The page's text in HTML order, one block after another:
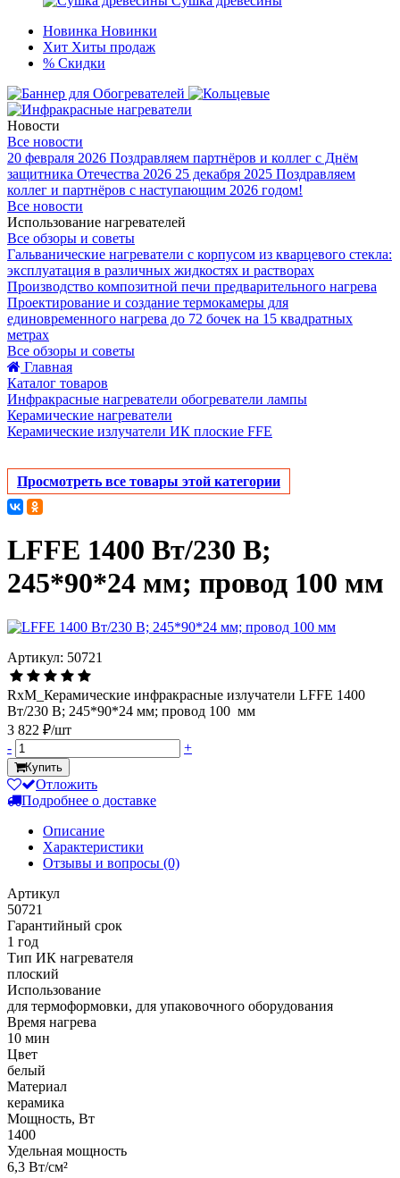
Новинка Новинки
Хит Хиты продаж
% Скидки
Новости
Все новости
20 февраля 2026 Поздравляем партнёров и коллег с Днём
защитника Отечества 2026 25 декабря 2025 Поздравляем
коллег и партнёров с наступающим 2026 годом!
Все новости
Использование нагревателей
Все обзоры и советы
Гальванические нагреватели с корпусом из кварцевого стекла:
эксплуатация в различных жидкостях и растворах
Производство композитной печи предварительного нагрева
Проектирование и создание термокамеры для
единовременного нагрева до 72 бочек на 15 квадратных
метрах
Все обзоры и советы
Главная
Каталог товаров
Инфракрасные нагреватели обогреватели лампы
Керамические нагреватели
Керамические излучатели ИК плоские FFE
Просмотреть все товары этой категории
LFFE 1400 Вт/230 В;
245*90*24 мм; провод 100 мм
Артикул: 50721
RxM_Керамические инфракрасные излучатели LFFE 1400
Вт/230 В; 245*90*24 мм; провод 100 мм
3 822 ₽/шт
-
+
Купить
Отложить
Подробнее о доставке
Описание
Характеристики
Отзывы и вопросы (0)
Артикул
50721
Гарантийный срок
1 год
Тип ИК нагревателя
плоский
Использование
для термоформовки, для упаковочного оборудования
Время нагрева
10 мин
Цвет
белый
Материал
керамика
Мощность, Вт
1400
Удельная мощность
6,3 Вт/см²